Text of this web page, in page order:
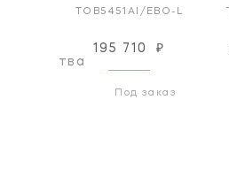
TOB5451AI/EBO-L
195 710 ₽
Под заказ